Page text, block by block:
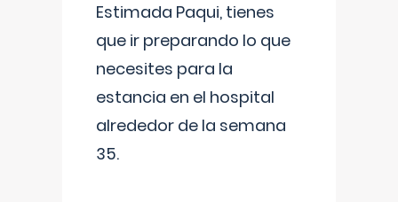
Estimada Paqui, tienes
que ir preparando lo que
necesites para la
estancia en el hospital
alrededor de la semana
35.